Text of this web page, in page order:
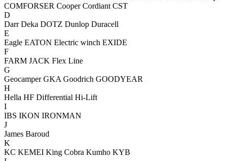
COMFORSER Cooper Cordiant CST
D
Darr Deka DOTZ Dunlop Duracell
E
Eagle EATON Electric winch EXIDE
F
FARM JACK Flex Line
G
Geocamper GKA Goodrich GOODYEAR
H
Hella HF Differential Hi-Lift
I
IBS IKON IRONMAN
J
James Baroud
K
KC KEMEI King Cobra Kumho KYB